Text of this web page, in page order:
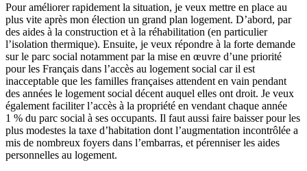
Pour améliorer rapidement la situation, je veux mettre en place au
plus vite après mon élection un grand plan logement. D’abord, par
des aides à la construction et à la réhabilitation (en particulier
l’isolation thermique). Ensuite, je veux répondre à la forte demande
sur le parc social notamment par la mise en œuvre d’une priorité
pour les Français dans l’accès au logement social car il est
inacceptable que les familles françaises attendent en vain pendant
des années le logement social décent auquel elles ont droit. Je veux
également faciliter l’accès à la propriété en vendant chaque année
1 % du parc social à ses occupants. Il faut aussi faire baisser pour les
plus modestes la taxe d’habitation dont l’augmentation incontrôlée a
mis de nombreux foyers dans l’embarras, et pérenniser les aides
personnelles au logement.